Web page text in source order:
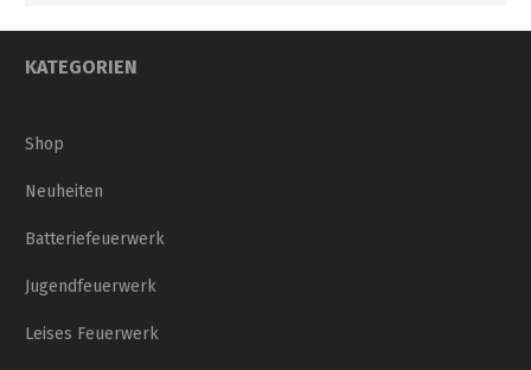
KATEGORIEN
Shop
Neuheiten
Batteriefeuerwerk
Jugendfeuerwerk
Leises Feuerwerk